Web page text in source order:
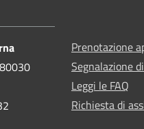
Prenotazione
Segnalazione
Leggi le FAQ
Richiesta di